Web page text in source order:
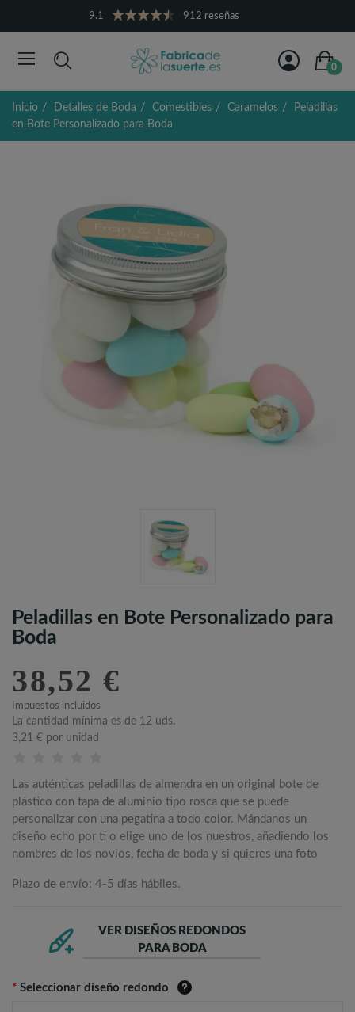
9.1 912 reseñas
0
Inicio Detalles de Boda Comestibles Caramelos
Peladillas
en Bote Personalizado para Boda
Peladillas en Bote Personalizado para
Boda
38,52 €
Impuestos incluidos
La cantidad mínima es de 12 uds.
3,21 € por unidad
Las auténticas peladillas de almendra en un original bote de
plástico con tapa de aluminio tipo rosca que se puede
personalizar con una pegatina a todo color. Mándanos un
diseño echo por ti o elige uno de los nuestros, añadiendo los
nombres de los novios, fecha de boda y si quieres una foto
Plazo de envío: 4-5 días hábiles.
VER DISEÑOS REDONDOS
PARA BODA
* Seleccionar diseño redondo